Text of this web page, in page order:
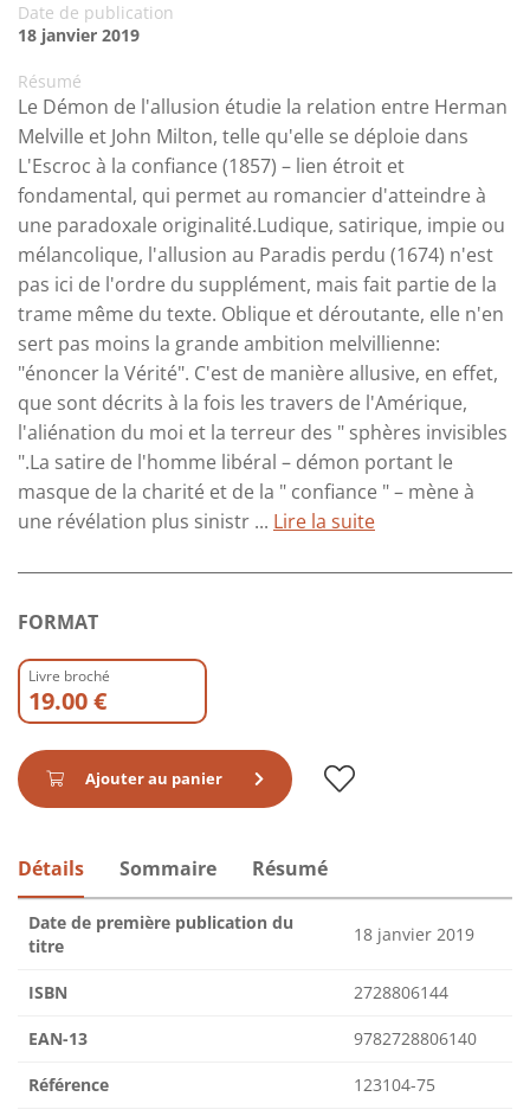
Date de publication
18 janvier 2019
Résumé
Le Démon de l'allusion étudie la relation entre Herman
Melville et John Milton, telle qu'elle se déploie dans
L'Escroc à la confiance (1857) – lien étroit et
fondamental, qui permet au romancier d'atteindre à
une paradoxale originalité.Ludique, satirique, impie ou
mélancolique, l'allusion au Paradis perdu (1674) n'est
pas ici de l'ordre du supplément, mais fait partie de la
trame même du texte. Oblique et déroutante, elle n'en
sert pas moins la grande ambition melvillienne:
"énoncer la Vérité". C'est de manière allusive, en effet,
que sont décrits à la fois les travers de l'Amérique,
l'aliénation du moi et la terreur des " sphères invisibles
".La satire de l'homme libéral – démon portant le
masque de la charité et de la " confiance " – mène à
une révélation plus sinistr ... Lire la suite
FORMAT
Livre broché
19.00 €
Ajouter au panier
Détails Sommaire Résumé
Date de première publication du
titre
18 janvier 2019
ISBN 2728806144
EAN-13 9782728806140
Référence 123104-75